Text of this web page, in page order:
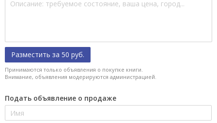
Разместить за 50 руб.
Принимаются только объявления о покупке книги.
Внимание, объявления модерируются администрацией.
Подать объявление о продаже